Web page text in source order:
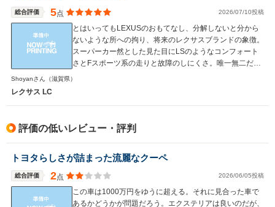
総合評価 5点 2026/07/10投稿
とはいってもLEXUSのおもてなし、分解しないと分から
ないような所への拘り、将来のレクサスブランドの象徴。
スーパーカー然とした見た目にLSのようなコンフォート
さとFスポーツ系の走りと故障のしにくさ。唯一無二だと
Shoyanさん （滋賀県）
レクサス LC
評価の低いレビュー・評判
トヨタらしさが詰まった流麗なクーペ
総合評価 2点 2026/06/05投稿
この車は1000万円をゆうに超える。それに見合った車で
あるかどうかが問題だろう。エクステリアは良いのだが、